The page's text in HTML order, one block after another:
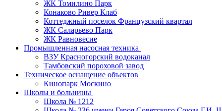
ЖК Томилино Парк
Конаково Ривер Клаб
Коттеджный поселок Французский квартал
ЖК Саларьево Парк
ЖК Равновесие
Промышленная насосная техника
ВЗУ Красногорский водоканал
Тамбовский пороховой завод
Техническое оснащение объектов
Кинопарк Москино
Школы и больницы
Школа № 1212